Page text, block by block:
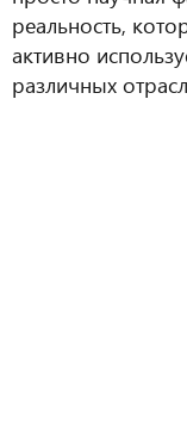
реальность,
активно
различных